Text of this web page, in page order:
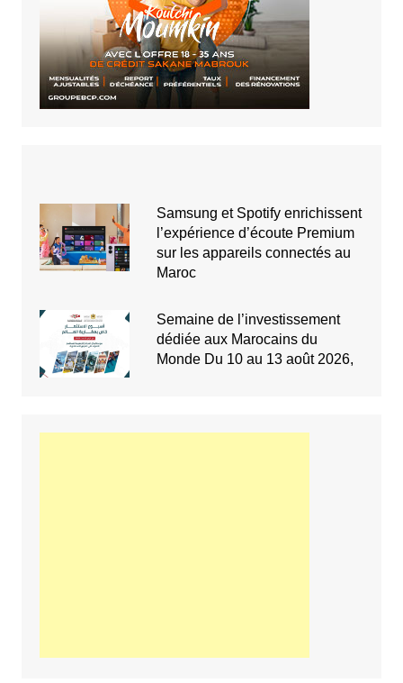
Samsung et Spotify enrichissent
l’expérience d’écoute Premium
sur les appareils connectés au
Maroc
Semaine de l’investissement
dédiée aux Marocains du
Monde Du 10 au 13 août 2026,